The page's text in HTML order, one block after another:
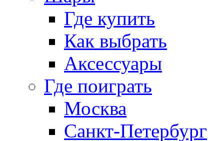
Где купить
Как выбрать
Аксессуары
Где поиграть
Москва
Санкт-Петербург